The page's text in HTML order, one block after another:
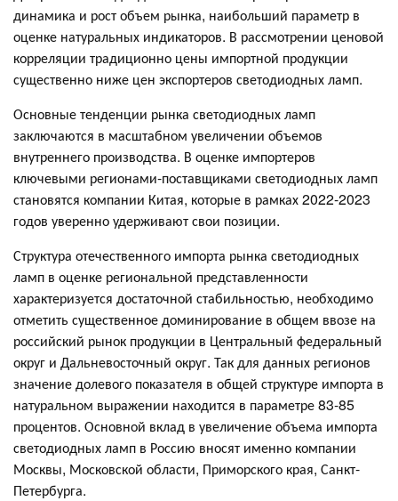
динамика и рост объем рынка, наибольший параметр в
оценке натуральных индикаторов. В рассмотрении ценовой
корреляции традиционно цены импортной продукции
существенно ниже цен экспортеров светодиодных ламп.
Основные тенденции рынка светодиодных ламп
заключаются в масштабном увеличении объемов
внутреннего производства. В оценке импортеров
ключевыми регионами-поставщиками светодиодных ламп
становятся компании Китая, которые в рамках 2022-2023
годов уверенно удерживают свои позиции.
Структура отечественного импорта рынка светодиодных
ламп в оценке региональной представленности
характеризуется достаточной стабильностью, необходимо
отметить существенное доминирование в общем ввозе на
российский рынок продукции в Центральный федеральный
округ и Дальневосточный округ. Так для данных регионов
значение долевого показателя в общей структуре импорта в
натуральном выражении находится в параметре 83-85
процентов. Основной вклад в увеличение объема импорта
светодиодных ламп в Россию вносят именно компании
Москвы, Московской области, Приморского края, Санкт-
Петербурга.